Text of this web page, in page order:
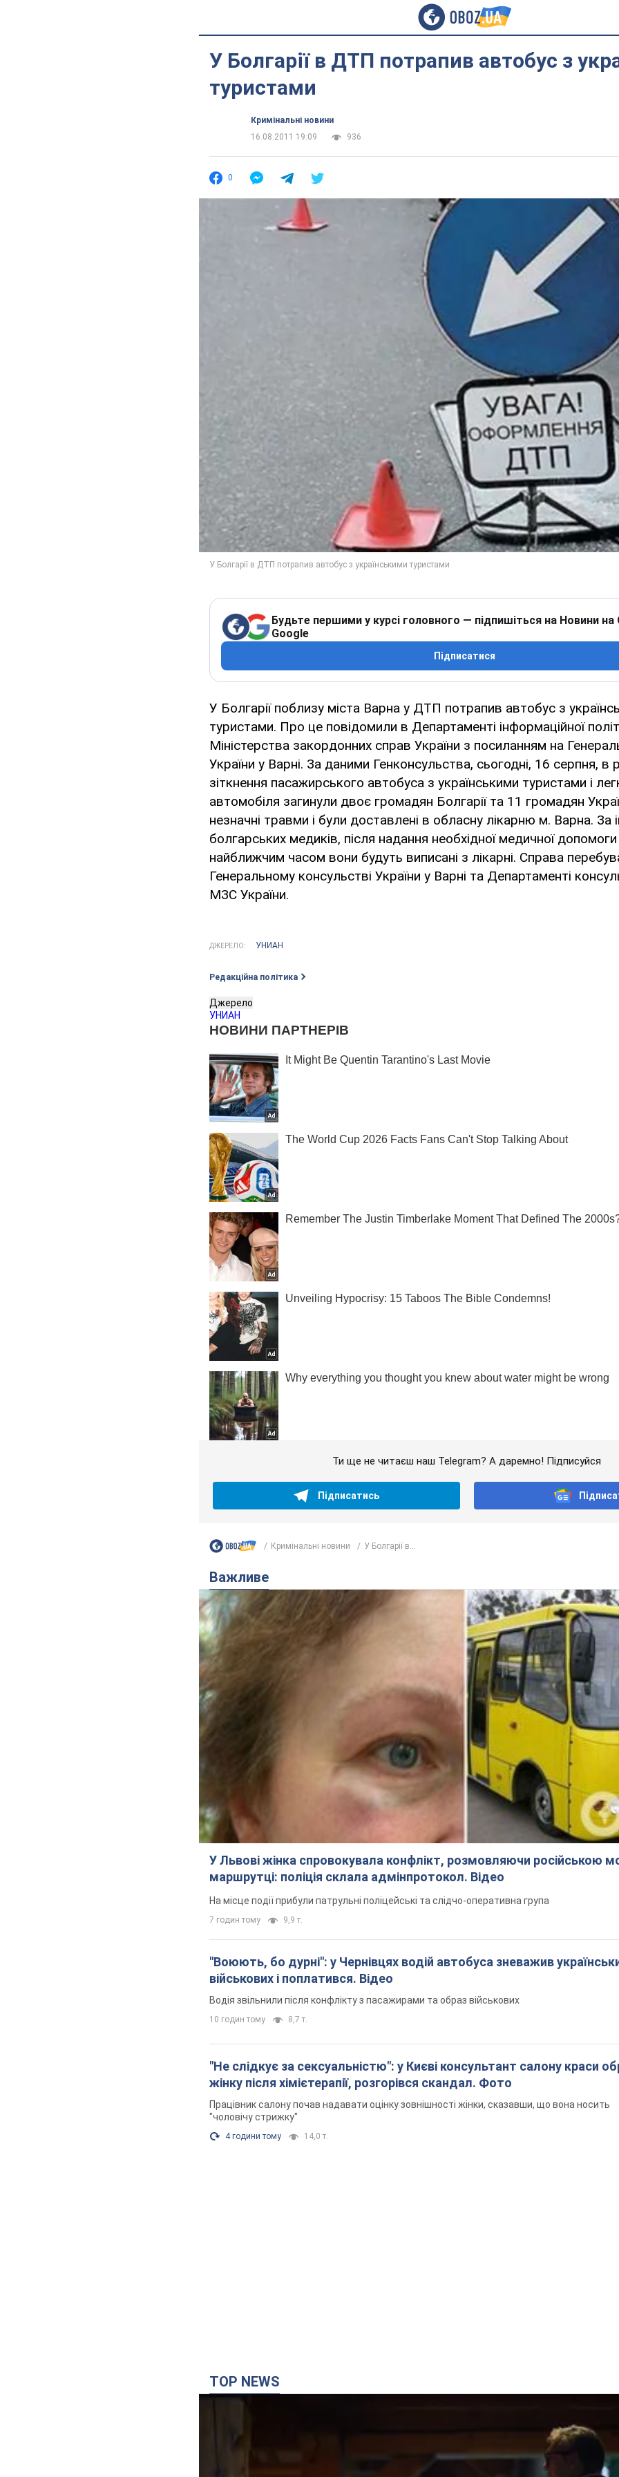
У Болгарії в ДТП потрапив автобус з
туристами
Кримінальні новини
16.08.2011 19:09
936
0
Будьте першими у курсі головного — підпишіться на Новини на
Google
Підписатися
У Болгарії поблизу міста Варна у ДТП потрапив автобус з
туристами. Про це повідомили в Департаменті інформаційної
Міністерства закордонних справ України з посиланням на
України у Варні. За даними Генконсульства, сьогодні, 16 серпня, в
зіткнення пасажирського автобуса з українськими туристами і
автомобіля загинули двоє громадян Болгарії та 11 громадян
незначні травми і були доставлені в обласну лікарню м. Варна. За
болгарських медиків, після надання необхідної медичної
найближчим часом вони будуть виписані з лікарні. Справа
Генеральному консульстві України у Варні та Департаменті
МЗС України.
ДЖЕРЕЛО: УНИАН
Редакційна політика
Джерело
УНИАН
Ти ще не читаєш наш Telegram? А даремно! Підписуйся
Підписатись
Кримінальні новини У Болгарії в...
Важливе
У Львові жінка спровокувала конфлікт, розмовляючи російською
маршрутці: поліція склала адмінпротокол. Відео
На місце події прибули патрульні поліцейські та слідчо-оперативна група
7 годин тому 9,9 т.
"Воюють, бо дурні": у Чернівцях водій автобуса зневажив
військових і поплатився. Відео
Водія звільнили після конфлікту з пасажирами та образ військових
10 годин тому 8,7 т.
"Не слідкує за сексуальністю": у Києві консультант салону краси
жінку після хімієтерапії, розгорівся скандал. Фото
Працівник салону почав надавати оцінку зовнішності жінки, сказавши, що вона носить
"чоловічу стрижку"
4 години тому 14,0 т.
TOP NEWS